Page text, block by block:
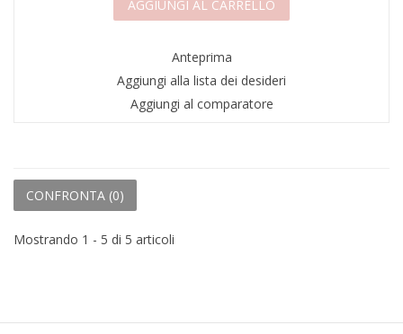
AGGIUNGI AL CARRELLO
Anteprima
Aggiungi alla lista dei desideri
Aggiungi al comparatore
CONFRONTA (0)
Mostrando 1 - 5 di 5 articoli